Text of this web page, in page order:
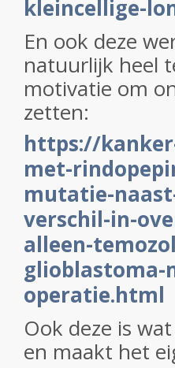
kleincellige-
En ook deze
natuurlijk heel
motivatie om
zetten:
https://
met-
mutatie-
verschil-in-
alleen-
glioblastoma-
operatie.html
Ook deze is
en maakt het